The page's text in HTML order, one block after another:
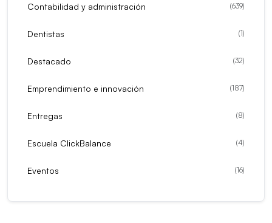
Contabilidad y administración (639)
Dentistas (1)
Destacado (32)
Emprendimiento e innovación (187)
Entregas (8)
Escuela ClickBalance (4)
Eventos (16)